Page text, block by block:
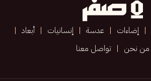
إضاءات عدسة إنسانيات
أبعاد
من نحن
تواصل معنا